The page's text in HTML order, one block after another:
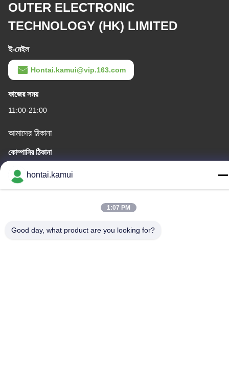
OUTER ELECTRONIC
TECHNOLOGY (HK) LIMITED
ই-মেইল
Hontai.kamui@vip.163.com
কাজের সময়
11:00-21:00
আমাদের ঠিকানা
কোম্পানির ঠিকানা
জেলা, শেনজেন, চীন
86-755-82861683
hontai.kamui
1:07 PM
Good day, what product are you looking for?